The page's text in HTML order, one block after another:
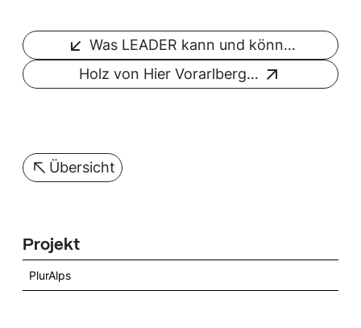
Projekt
PlurAlps
Was LEADER kann und könn…
Holz von Hier Vorarlberg…
Übersicht